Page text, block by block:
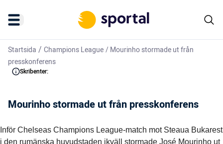
Startsida / Champions League/Mourinho stormade ut från
presskonferens
Skribenter:
Mourinho stormade ut från presskonferens
Inför Chelseas Champions League-match mot Steaua Bukarest
i den rumänska huvudstaden ikväll stormade José Mourinho ut